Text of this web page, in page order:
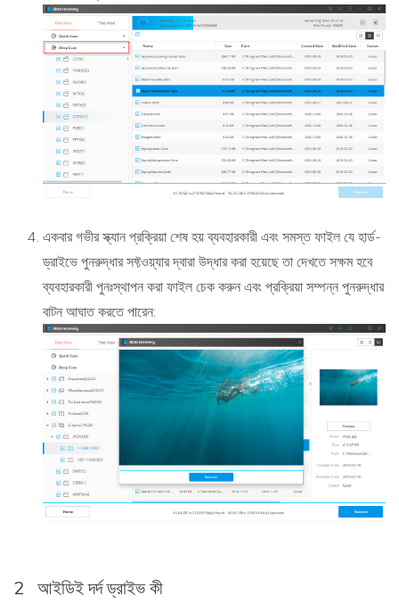
একবার গভীর স্ক্যান প্রক্রিয়া শেষ হয় ব্যবহারকারী এবং সমস্ত ফাইল যে হার্ড-
ড্রাইভে পুনরুদ্ধার সফ্টওয়্যার দ্বারা উদ্ধার করা হয়েছে তা দেখতে সক্ষম হবে
ব্যবহারকারী পুনঃস্থাপন করা ফাইল চেক করুন এবং প্রক্রিয়া সম্পন্ন পুনরুদ্ধার
বাটন আঘাত করতে পারেন:
2 আইডিই দর্দ ড্রাইভ কী